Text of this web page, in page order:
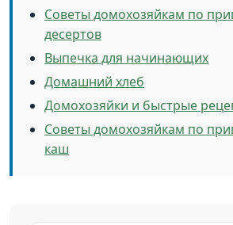
Советы домохозяйкам по
десертов
Выпечка для начинающих
Домашний хлеб
Домохозяйки и быстрые
Советы домохозяйкам по
каш